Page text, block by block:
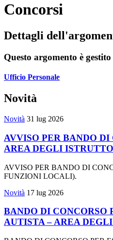
Concorsi
Dettagli
Questo argomento è
Ufficio Personale
Novità
Novità 31 lug 2026
AVVISO PER BANDO
AREA DEGLI
AVVISO PER BANDO DI
FUNZIONI LOCALI).
Novità 17 lug 2026
BANDO DI CONCORSO
AUTISTA – AREA